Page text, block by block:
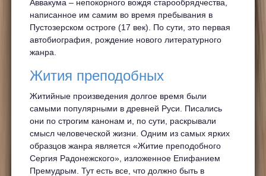
Аввакума – непокорного вождя старообрядчества,
написанное им самим во время пребывания в
Пустозерском остроге (17 век). По сути, это первая
автобиография, рождение нового литературного
жанра.
Жития преподобных
Житийные произведения долгое время были
самыми популярными в древней Руси. Писались
они по строгим канонам и, по сути, раскрывали
смысл человеческой жизни. Одним из самых ярких
образцов жанра является «Житие преподобного
Сергия Радонежского», изложенное Епифанием
Премудрым. Тут есть все, что должно быть в